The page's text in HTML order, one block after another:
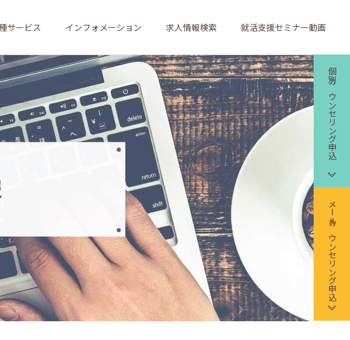
サービス インフォメーション 求人情報検索 就活支援セミナー動画
個別カウンセリング申込
メールカウンセリング申込